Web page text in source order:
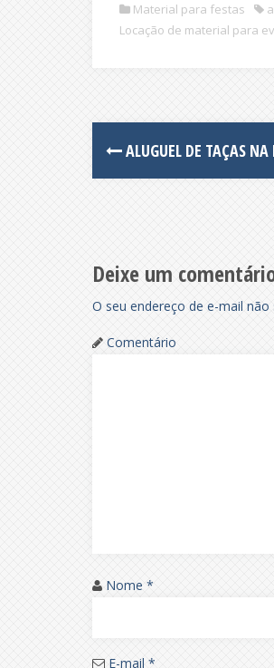
Material para festas
Locação de material para
Post
navigation
ALUGUEL DE TAÇAS
Deixe um
O seu endereço de e-mail não
Comentário
Nome *
E-mail *